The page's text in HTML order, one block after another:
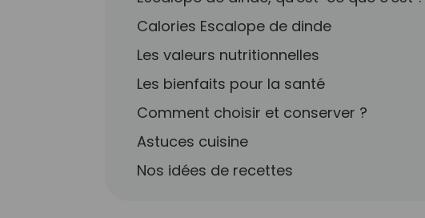
Calories Escalope de dinde
Les valeurs nutritionnelles
Les bienfaits pour la santé
Comment choisir et conserver ?
Astuces cuisine
Nos idées de recettes